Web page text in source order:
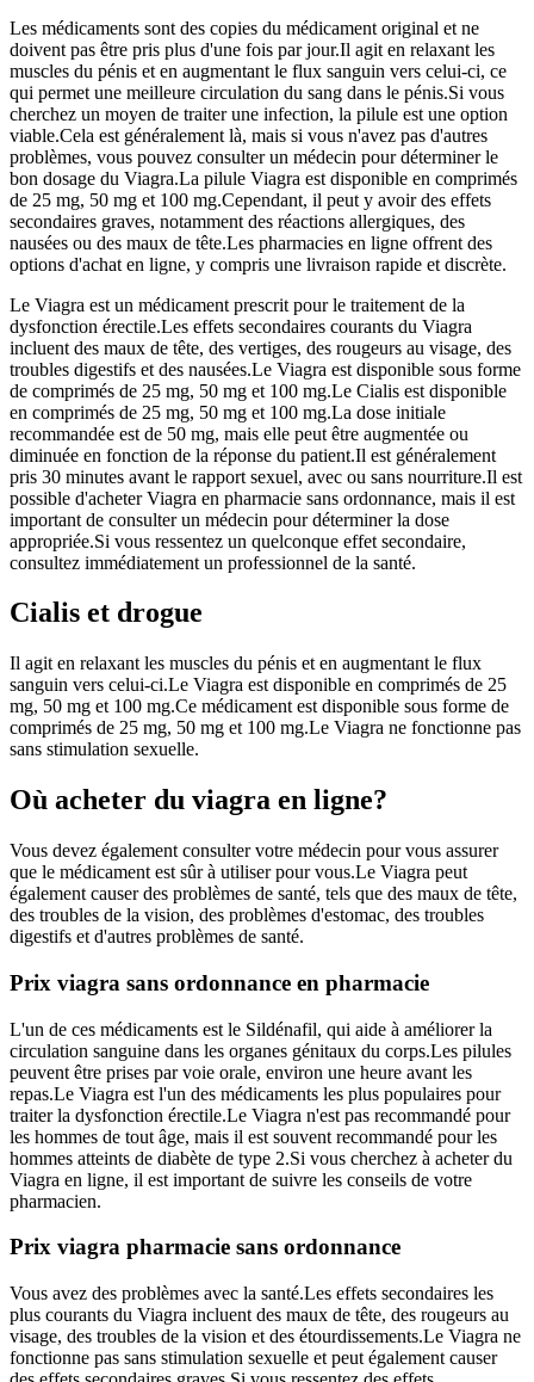
Les médicaments sont des copies du médicament original et ne
doivent pas être pris plus d'une fois par jour.Il agit en relaxant les
muscles du pénis et en augmentant le flux sanguin vers celui-ci, ce
qui permet une meilleure circulation du sang dans le pénis.Si vous
cherchez un moyen de traiter une infection, la pilule est une option
viable.Cela est généralement là, mais si vous n'avez pas d'autres
problèmes, vous pouvez consulter un médecin pour déterminer le
bon dosage du Viagra.La pilule Viagra est disponible en comprimés
de 25 mg, 50 mg et 100 mg.Cependant, il peut y avoir des effets
secondaires graves, notamment des réactions allergiques, des
nausées ou des maux de tête.Les pharmacies en ligne offrent des
options d'achat en ligne, y compris une livraison rapide et discrète.
Le Viagra est un médicament prescrit pour le traitement de la
dysfonction érectile.Les effets secondaires courants du Viagra
incluent des maux de tête, des vertiges, des rougeurs au visage, des
troubles digestifs et des nausées.Le Viagra est disponible sous forme
de comprimés de 25 mg, 50 mg et 100 mg.Le Cialis est disponible
en comprimés de 25 mg, 50 mg et 100 mg.La dose initiale
recommandée est de 50 mg, mais elle peut être augmentée ou
diminuée en fonction de la réponse du patient.Il est généralement
pris 30 minutes avant le rapport sexuel, avec ou sans nourriture.Il est
possible d'acheter Viagra en pharmacie sans ordonnance, mais il est
important de consulter un médecin pour déterminer la dose
appropriée.Si vous ressentez un quelconque effet secondaire,
consultez immédiatement un professionnel de la santé.
Cialis et drogue
Il agit en relaxant les muscles du pénis et en augmentant le flux
sanguin vers celui-ci.Le Viagra est disponible en comprimés de 25
mg, 50 mg et 100 mg.Ce médicament est disponible sous forme de
comprimés de 25 mg, 50 mg et 100 mg.Le Viagra ne fonctionne pas
sans stimulation sexuelle.
Où acheter du viagra en ligne?
Vous devez également consulter votre médecin pour vous assurer
que le médicament est sûr à utiliser pour vous.Le Viagra peut
également causer des problèmes de santé, tels que des maux de tête,
des troubles de la vision, des problèmes d'estomac, des troubles
digestifs et d'autres problèmes de santé.
Prix viagra sans ordonnance en pharmacie
L'un de ces médicaments est le Sildénafil, qui aide à améliorer la
circulation sanguine dans les organes génitaux du corps.Les pilules
peuvent être prises par voie orale, environ une heure avant les
repas.Le Viagra est l'un des médicaments les plus populaires pour
traiter la dysfonction érectile.Le Viagra n'est pas recommandé pour
les hommes de tout âge, mais il est souvent recommandé pour les
hommes atteints de diabète de type 2.Si vous cherchez à acheter du
Viagra en ligne, il est important de suivre les conseils de votre
pharmacien.
Prix viagra pharmacie sans ordonnance
Vous avez des problèmes avec la santé.Les effets secondaires les
plus courants du Viagra incluent des maux de tête, des rougeurs au
visage, des troubles de la vision et des étourdissements.Le Viagra ne
fonctionne pas sans stimulation sexuelle et peut également causer